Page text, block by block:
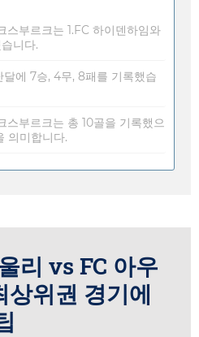
스부르크는 1.FC 하이덴하임와
니다.
에 7승, 4무, 8패를 기록했습
스부르크는 총 10골을 기록했으
의미합니다.
리 vs FC 아우
상위권 경기에